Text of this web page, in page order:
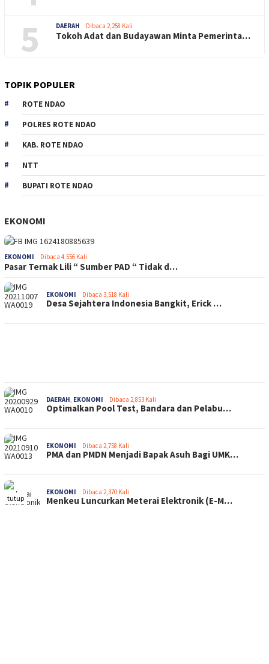
5 DAERAH Dibaca 2,258 Kali
Tokoh Adat dan Budayawan Minta Pemerinta…
TOPIK POPULER
ROTE NDAO
POLRES ROTE NDAO
KAB. ROTE NDAO
NTT
BUPATI ROTE NDAO
EKONOMI
EKONOMI Dibaca 4,556 Kali
Pasar Ternak Lili “ Sumber PAD “ Tidak d…
EKONOMI Dibaca 3,518 Kali
Desa Sejahtera Indonesia Bangkit, Erick …
DAERAH, EKONOMI Dibaca 2,853 Kali
Optimalkan Pool Test, Bandara dan Pelabu…
EKONOMI Dibaca 2,758 Kali
PMA dan PMDN Menjadi Bapak Asuh Bagi UMK…
EKONOMI Dibaca 2,370 Kali
Menkeu Luncurkan Meterai Elektronik (E-M…
tutup